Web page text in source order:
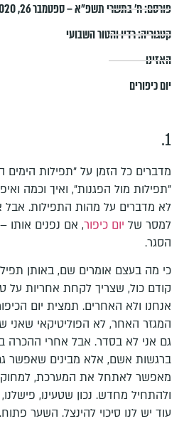
פורסם:ח׳ בתשרי תשפ״א – ספטמבר 26, 2020
קטגוריה:רדיו והטור השבועי
האזינו
יום כיפורים
1.
מדברים כל הזמן על "תפילות הימים
"תפילות מול הפגנות", ואיך וכמה
לא מדברים על מהות התפילות. אבל
למסר של יום כיפור, אם נפנים אותו
הסגר.
כי מה בעצם אומרים שם, באותן
קודם כול, שצריך לקחת אחריות על
אנחנו ולא האחרים. תמצית יום
המגזר האחר, לא הפוליטיקאי שאני
גם אני לא בסדר. אבל אחרי ההכרה
ברגשות אשם, אלא מבינים שאפשר גם
מאפשר לאתחל את המערכת,
ולהתחיל מחדש. נכון שטעינו,
עוד יש לנו סיכוי להינצל. השער פתוח.